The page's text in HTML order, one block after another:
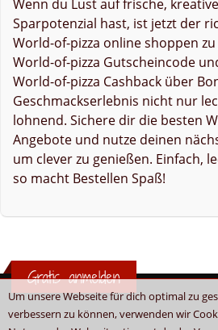
Um unsere Webseite für dich optimal zu
verbessern zu können, verwenden wir
Wenn du Lust auf frische,
Sparpotenzial hast, ist jetzt der
World-of-pizza online shoppen
World-of-pizza Gutscheincode
World-of-pizza Cashback über
Geschmackserlebnis nicht nur
lohnend. Sichere dir die besten
Angebote und nutze deinen
um clever zu genießen. Einfach,
so macht Bestellen Spaß!
Gratis anmelden